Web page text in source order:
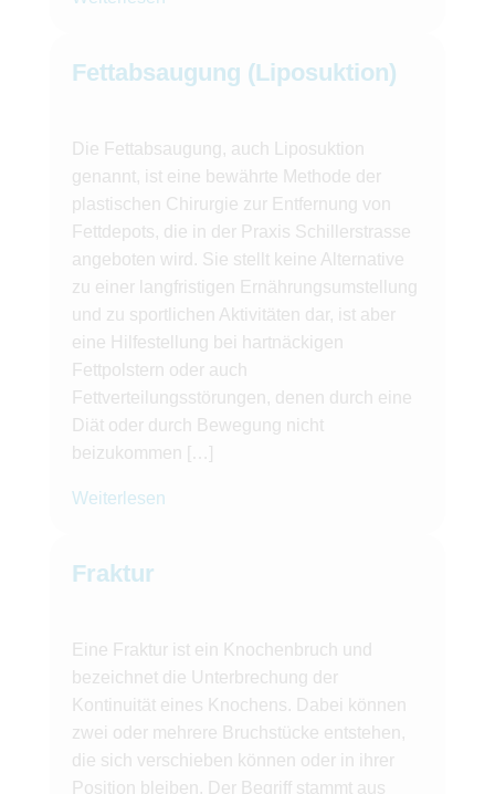
Fettabsaugung (Liposuktion)
Die Fettabsaugung, auch Liposuktion
genannt, ist eine bewährte Methode der
plastischen Chirurgie zur Entfernung von
Fettdepots, die in der Praxis Schillerstrasse
angeboten wird. Sie stellt keine Alternative
zu einer langfristigen Ernährungsumstellung
und zu sportlichen Aktivitäten dar, ist aber
eine Hilfestellung bei hartnäckigen
Fettpolstern oder auch
Fettverteilungsstörungen, denen durch eine
Diät oder durch Bewegung nicht
beizukommen […]
Weiterlesen
Fraktur
Eine Fraktur ist ein Knochenbruch und
bezeichnet die Unterbrechung der
Kontinuität eines Knochens. Dabei können
zwei oder mehrere Bruchstücke entstehen,
die sich verschieben können oder in ihrer
Position bleiben. Der Begriff stammt aus